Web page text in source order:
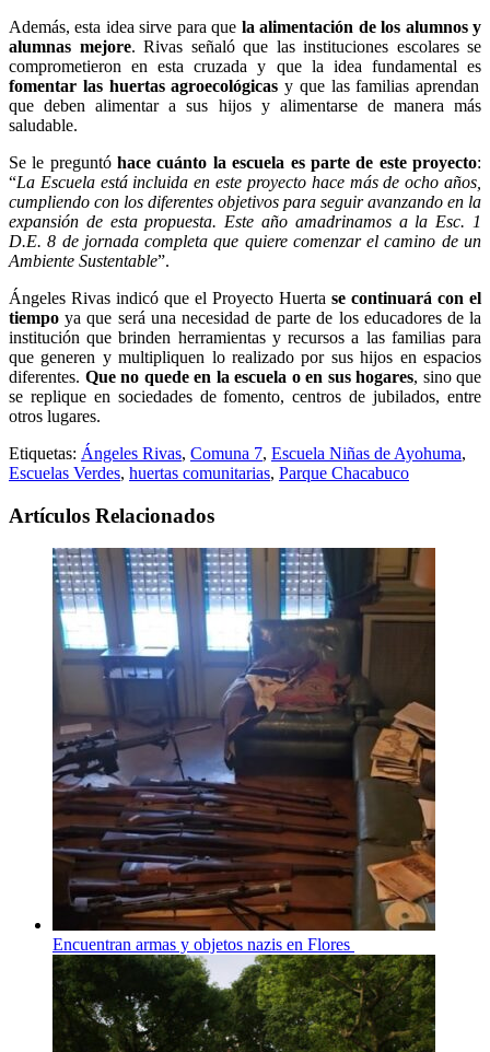
Además, esta idea sirve para que la alimentación de los alumnos y
alumnas mejore. Rivas señaló que las instituciones escolares se
comprometieron en esta cruzada y que la idea fundamental es
fomentar las huertas agroecológicas y que las familias aprendan
que deben alimentar a sus hijos y alimentarse de manera más
saludable.
Se le preguntóhace cuánto la escuela es parte de este proyecto:
“La Escuela está incluida en este proyecto hace más de ocho años,
cumpliendo con los diferentes objetivos para seguir avanzando en la
expansión de esta propuesta. Este año amadrinamos a la Esc. 1
D.E. 8 de jornada completa que quiere comenzar el camino de un
Ambiente Sustentable”.
Ángeles Rivas indicó que el Proyecto Huerta se continuará con el
tiempo ya que será una necesidad de parte de los educadores de la
institución que brinden herramientas y recursos a las familias para
que generen y multipliquen lo realizado por sus hijos en espacios
diferentes. Que no quede en la escuela o en sus hogares, sino que
se replique en sociedades de fomento, centros de jubilados, entre
otros lugares.
Etiquetas: Ángeles Rivas, Comuna 7, Escuela Niñas de Ayohuma,
Escuelas Verdes, huertas comunitarias, Parque Chacabuco
Artículos Relacionados
Encuentran armas y objetos nazis en Flores